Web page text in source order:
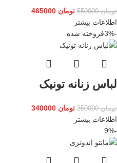
تومان550000 تومان
اطلاعات بیشتر
-3%
فروخته شده
لباس زنانه تونیک
تومان350000 تومان
اطلاعات بیشتر
-9%